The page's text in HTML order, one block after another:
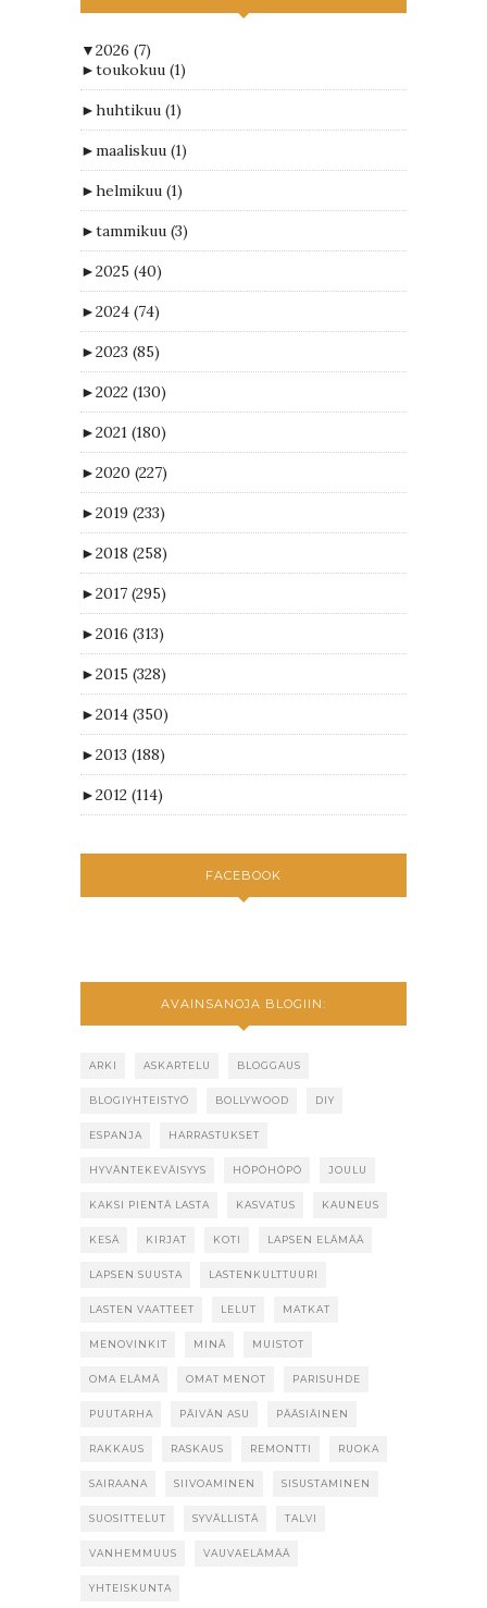
▼2026 (7)
►toukokuu (1)
►huhtikuu (1)
►maaliskuu (1)
►helmikuu (1)
►tammikuu (3)
►2025 (40)
►2024 (74)
►2023 (85)
►2022 (130)
►2021 (180)
►2020 (227)
►2019 (233)
►2018 (258)
►2017 (295)
►2016 (313)
►2015 (328)
►2014 (350)
►2013 (188)
►2012 (114)
FACEBOOK
AVAINSANOJA BLOGIIN:
ARKI ASKARTELU BLOGGAUS
BLOGIYHTEISTYÖ BOLLYWOOD DIY
ESPANJA HARRASTUKSET
HYVÄNTEKEVÄISYYS HÖPÖHÖPÖ JOULU
KAKSI PIENTÄ LASTA KASVATUS KAUNEUS
KESÄ KIRJAT KOTI LAPSEN ELÄMÄÄ
LAPSEN SUUSTA LASTENKULTTUURI
LASTEN VAATTEET LELUT MATKAT
MENOVINKIT MINÄ MUISTOT
OMA ELÄMÄ OMAT MENOT PARISUHDE
PUUTARHA PÄIVÄN ASU PÄÄSIÄINEN
RAKKAUS RASKAUS REMONTTI RUOKA
SAIRAANA SIIVOAMINEN SISUSTAMINEN
SUOSITTELUT SYVÄLLISTÄ TALVI
VANHEMMUUS VAUVAELÄMÄÄ
YHTEISKUNTA